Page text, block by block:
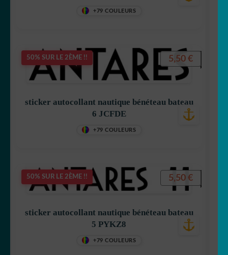
+79 COULEURS
50% SUR LE 2ÈME !!
sticker autocollant nautique bénéteau bateau
6 JCFDE
+79 COULEURS
5,50 €
50% SUR LE 2ÈME !!
sticker autocollant nautique bénéteau bateau
5 PYKZ8
+79 COULEURS
5,50 €